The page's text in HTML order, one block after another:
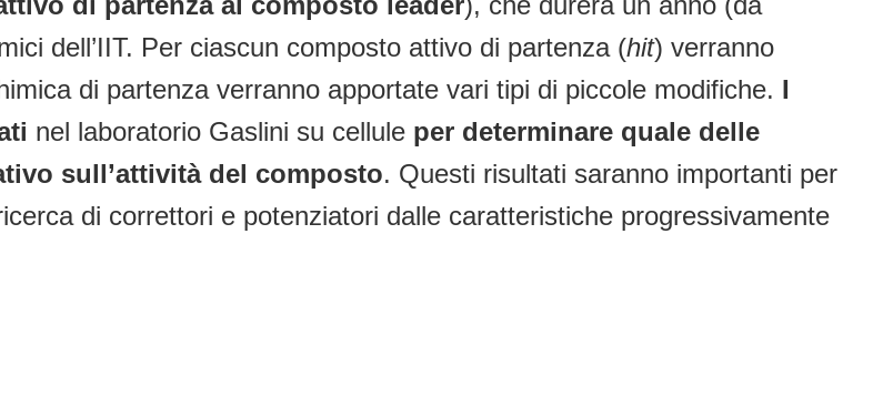
dell’IIT. Per ciascun composto attivo di partenza (hit) verranno
di partenza verranno apportate vari tipi di piccole modifiche. I
nel laboratorio Gaslini su cellule per determinare quale delle
sull’attività del composto. Questi risultati saranno importanti per
di correttori e potenziatori dalle caratteristiche progressivamente